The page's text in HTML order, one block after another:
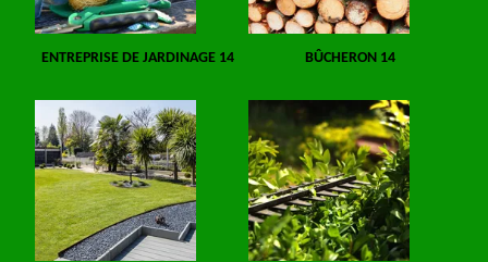
ENTREPRISE DE JARDINAGE 14 BÛCHERON 14